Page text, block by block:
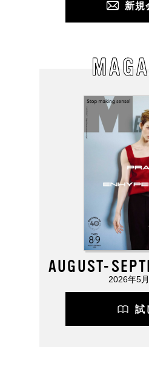
新規
AUGUST-
2026年5
試